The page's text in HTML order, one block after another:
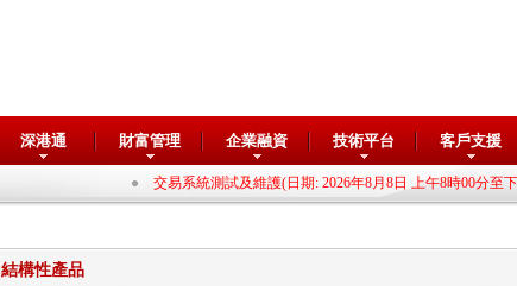
深港通 財富管理 企業融資 技術平台 客戶支援
交易系統測試及維護(日期: 2026年8月8日 上午8時00分至下午6時00分)
結構性產品